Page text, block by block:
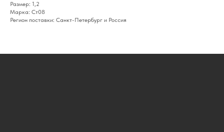
Размер: 1,2
Марка: Ст08
Регион поставки: Санкт-Петербург и Россия